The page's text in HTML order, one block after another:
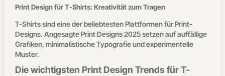
Print Design für T-Shirts: Kreativität zum Tragen
T-Shirts sind eine der beliebtesten Plattformen für Print-
Designs. Angesagte Print Designs 2025 setzen auf auffällige
Grafiken, minimalistische Typografie und experimentelle
Muster.
Die wichtigsten Print Design Trends für T-